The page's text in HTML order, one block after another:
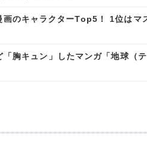
のキャラクターTop5！ 1位はマ
胸キュン」したマンガ「地球（